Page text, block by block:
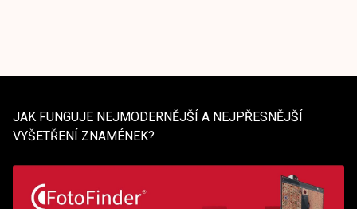
JAK FUNGUJE NEJMODERNĚJŠÍ A NEJPŘESNĚJŠÍ
VYŠETŘENÍ ZNAMÉNEK?